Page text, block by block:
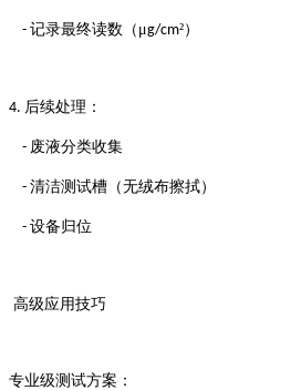
- 记录最终读数（μg/cm²）
4. 后续处理：
- 废液分类收集
- 清洁测试槽（无绒布擦拭）
- 设备归位
高级应用技巧
专业级测试方案：